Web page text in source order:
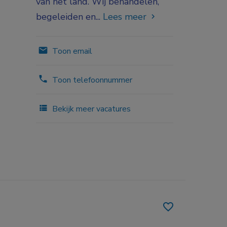
begeleiden en... Lees meer
Toon email
Toon telefoonnummer
Bekijk meer vacatures